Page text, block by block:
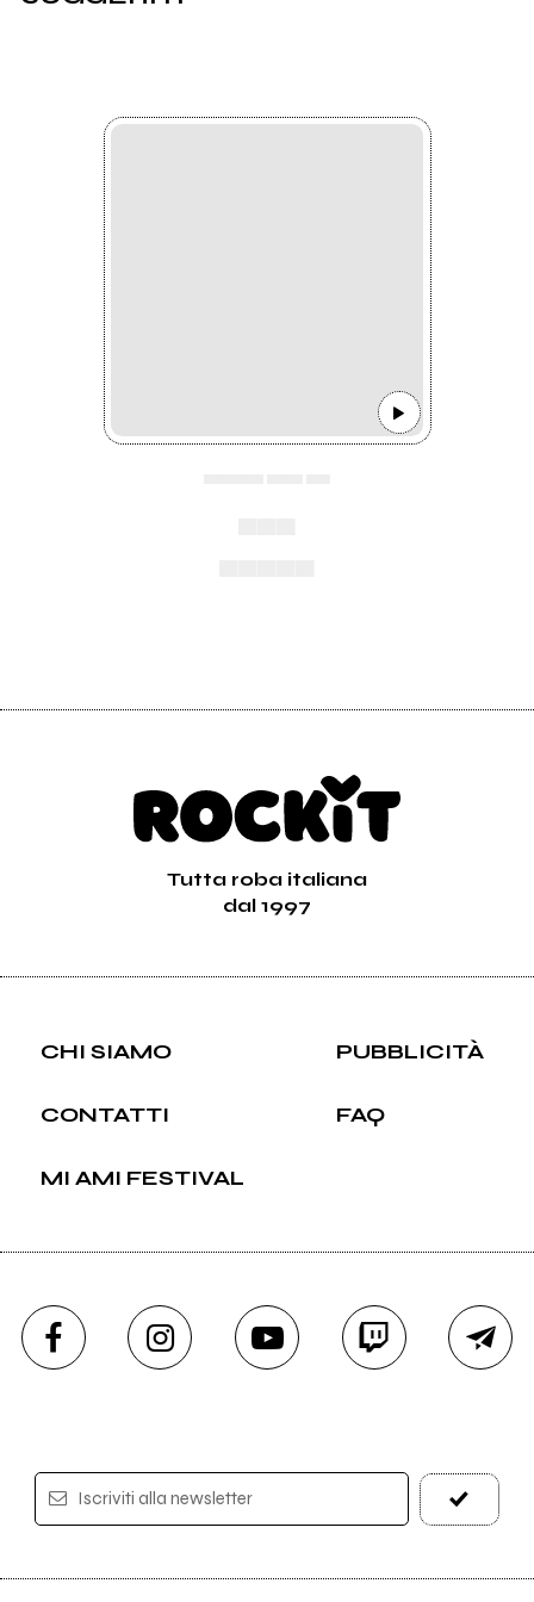
Tutta roba italiana
dal 1997
CHI SIAMO PUBBLICITÀ
CONTATTI FAQ
MI AMI FESTIVAL
Iscriviti alla newsletter